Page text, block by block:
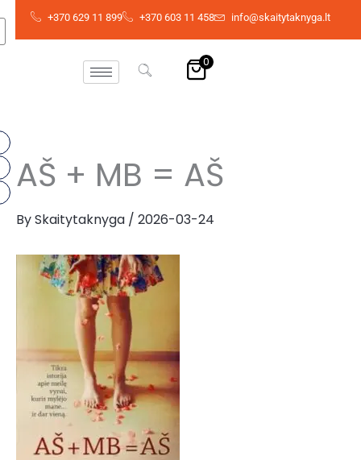
+370 629 11 899 +370 603 11 458 info@skaitytaknyga.lt
0
AŠ + MB = AŠ
BySkaitytaknyga / 2026-03-24